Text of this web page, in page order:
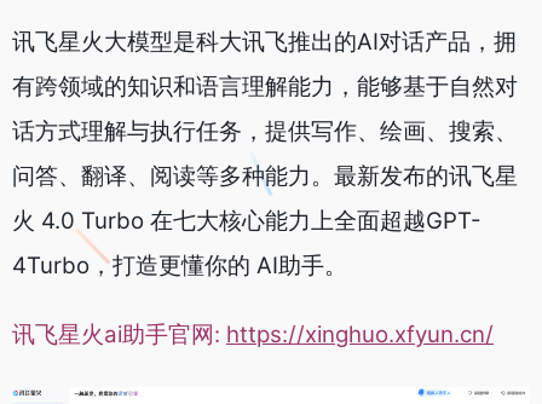
讯飞星火大模型是科大讯飞推出的AI对话产品，拥
有跨领域的知识和语言理解能力，能够基于自然对
话方式理解与执行任务，提供写作、绘画、搜索、
问答、翻译、阅读等多种能力。最新发布的讯飞星
火 4.0 Turbo 在七大核心能力上全面超越GPT-
4Turbo，打造更懂你的 AI助手。
讯飞星火ai助手官网: https://xinghuo.xfyun.cn/